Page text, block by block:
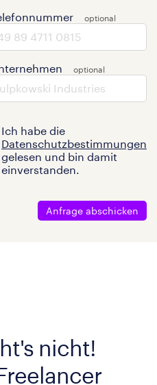
Ich habe die
Datenschutzbestimmungen
gelesen und bin damit
einverstanden.
Anfrage abschicken
nicht!